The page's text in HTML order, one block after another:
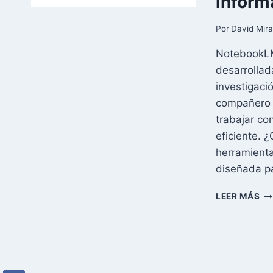
Por David
trabajar
eficiente.
diseñada
LEER MÁS